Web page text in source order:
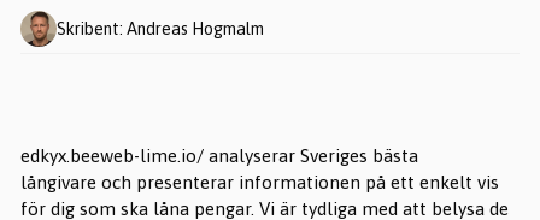
Skribent: Andreas Hogmalm
edkyx.beeweb-lime.io/ analyserar Sveriges bästa
långivare och presenterar informationen på ett enkelt vis
för dig som ska låna pengar. Vi är tydliga med att belysa de